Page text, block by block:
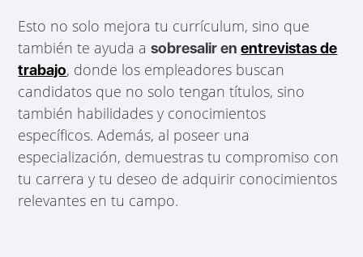
Esto no solo mejora tu currículum, sino que
también te ayuda asobresalir enentrevistas de
trabajo, donde los empleadores buscan
candidatos que no solo tengan títulos, sino
también habilidades y conocimientos
específicos. Además, al poseer una
especialización, demuestras tu compromiso con
tu carrera y tu deseo de adquirir conocimientos
relevantes en tu campo.